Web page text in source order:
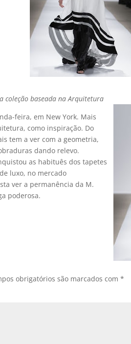
coleção baseada na Arquitetura
feira, em New York. Mais
como inspiração. Do
tem a ver com a geometria,
dando relevo.
as habituês dos tapetes
luxo, no mercado
ver a permanência da M.
poderosa.
obrigatórios são marcados com*